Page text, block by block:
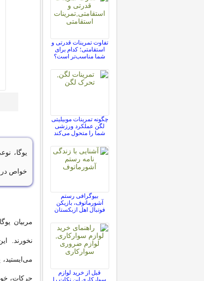
یوگا،
خواص
نخورند.
حرکات،
تفاوت تمرینات قدرتی و
استقامتی؛ کدام برای
شما مناسب‌تر است؟
چگونه تمرینات موبیلیتی
لگن عملکرد ورزشی
شما را متحول می‌کند
بیوگرافی رستم
آشورماتوف، بازیکن
فوتبال اهل ازبکستان
قبل از خرید لوازم
سوارکاری این نکات را